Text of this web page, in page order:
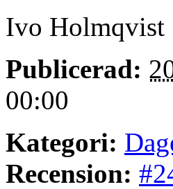
Ivo Holmqvist
Publicerad:
00:00
Kategori:
Recension: